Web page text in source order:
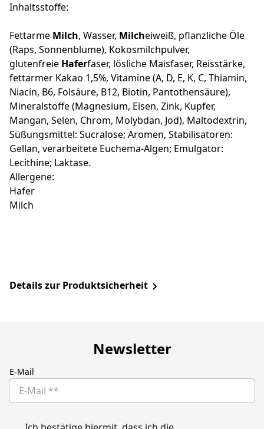
Inhaltsstoffe:
Fettarme Milch, Wasser, Milcheiweiß, pflanzliche Öle
(Raps, Sonnenblume), Kokosmilchpulver,
glutenfreie Haferfaser, lösliche Maisfaser, Reisstärke,
fettarmer Kakao 1,5%, Vitamine (A, D, E, K, C, Thiamin,
Niacin, B6, Folsäure, B12, Biotin, Pantothensäure),
Mineralstoffe (Magnesium, Eisen, Zink, Kupfer,
Mangan, Selen, Chrom, Molybdän, Jod), Maltodextrin,
Süßungsmittel: Sucralose; Aromen, Stabilisatoren:
Gellan, verarbeitete Euchema-Algen; Emulgator:
Lecithine; Laktase.
Allergene:
Hafer
Milch
Details zur Produktsicherheit
Newsletter
E-Mail